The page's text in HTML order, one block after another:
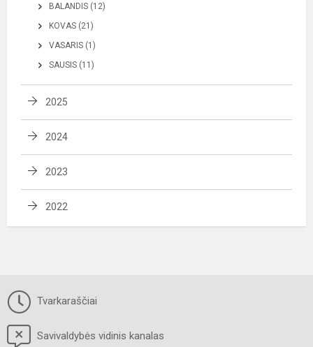
BALANDIS (12)
KOVAS (21)
VASARIS (1)
SAUSIS (11)
2025
2024
2023
2022
Tvarkaraščiai
Savivaldybės vidinis kanalas